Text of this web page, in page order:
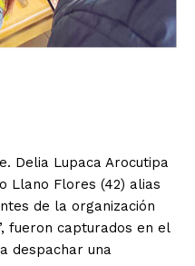
Delia Lupaca Arocutipa
Llano Flores (42) alias
de la organización
fueron capturados en el
despachar una